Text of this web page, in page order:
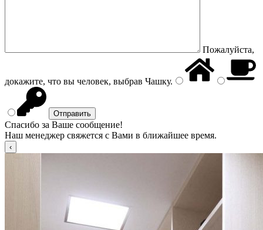
Пожалуйста,
докажите, что вы человек, выбрав Чашку.
Спасибо за Ваше сообщение!
Наш менеджер свяжется с Вами в ближайшее время.